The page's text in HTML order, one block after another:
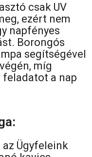
csak UV
ezért nem
napfényes
Borongós
segítségével
míg
feladatot a nap
Ügyfeleink